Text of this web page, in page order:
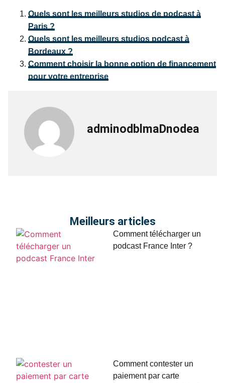
Quels sont les meilleurs studios de podcast à
Paris ?
Quels sont les meilleurs studios podcast à
Bordeaux ?
Comment choisir la bonne option de financement
pour votre entreprise
adminodblmaDnodea
Meilleurs articles
Comment télécharger un
podcast France Inter ?
Comment contester un
paiement par carte